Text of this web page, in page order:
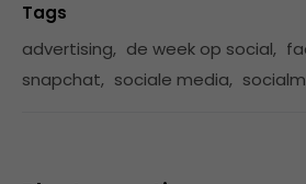
Tags
advertising, de week op social,
snapchat, sociale media,